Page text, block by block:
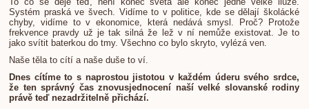
Systém praská ve švech. Vidíme to v politice, kde se dělají školácké
chyby, vidíme to v ekonomice, která nedává smysl. Proč? Protože
frekvence pravdy už je tak silná že lež v ní nemůže existovat. Je to
jako svítit baterkou do tmy. Všechno co bylo skryto, vylézá ven.
Naše těla to cítí a naše duše to ví.
Dnes cítíme to s naprostou jistotou v každém úderu svého srdce,
že ten správný čas znovusjednocení naší velké slovanské rodiny
právě teď nezadržitelně přichází.